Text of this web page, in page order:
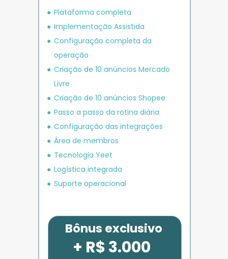
Plataforma completa
Implementação Assistida
Configuração completa da
operação
Criação de 10 anúncios Mercado
Livre
Criação de 10 anúncios Shopee
Passo a passo da rotina diária
Configuração das integrações
Área de membros
Tecnologia Yeet
Logística integrada
Suporte operacional
Bônus exclusivo
+ R$ 3.000